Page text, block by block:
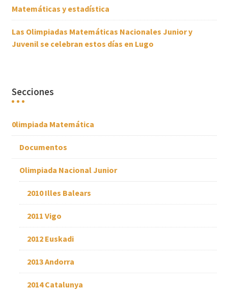
Matemáticas y estadística
Las Olimpiadas Matemáticas Nacionales Junior y
Juvenil se celebran estos días en Lugo
Secciones
0limpiada Matemática
Documentos
Olimpiada Nacional Junior
2010 Illes Balears
2011 Vigo
2012 Euskadi
2013 Andorra
2014 Catalunya